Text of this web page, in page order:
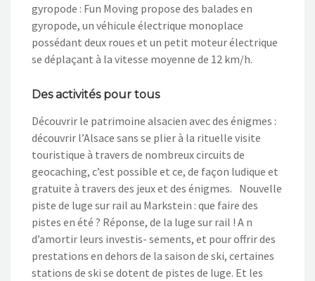
gyropode : Fun Moving propose des balades en
gyropode, un véhicule électrique monoplace
possédant deux roues et un petit moteur électrique
se déplaçant à la vitesse moyenne de 12 km/h.
Des activités pour tous
Découvrir le patrimoine alsacien avec des énigmes :
découvrir l’Alsace sans se plier à la rituelle visite
touristique à travers de nombreux circuits de
geocaching, c’est possible et ce, de façon ludique et
gratuite à travers des jeux et des énigmes. Nouvelle
piste de luge sur rail au Markstein : que faire des
pistes en été ? Réponse, de la luge sur rail ! A n
d’amortir leurs investis- sements, et pour offrir des
prestations en dehors de la saison de ski, certaines
stations de ski se dotent de pistes de luge. Et les